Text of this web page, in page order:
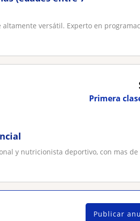
versátil. Experto en
Primera
y nutricionista deportivo, con mas de
Publicar